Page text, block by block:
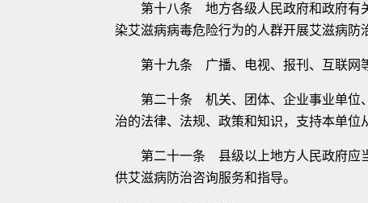
第十八条 地方各级人民政府和政府有关
染艾滋病病毒危险行为的人群开展艾滋病防
第十九条 广播、电视、报刊、互联网等
第二十条 机关、团体、企业事业单位、
治的法律、法规、政策和知识，支持本单位
第二十一条 县级以上地方人民政府应当
供艾滋病防治咨询服务和指导。